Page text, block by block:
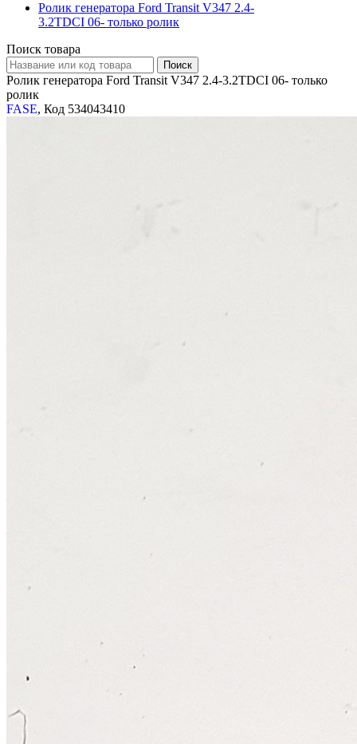
Ролик генератора Ford Transit V347 2.4-
3.2TDCI 06- только ролик
Поиск товара
Ролик генератора Ford Transit V347 2.4-3.2TDCI 06- только
ролик
FASE, Код 534043410